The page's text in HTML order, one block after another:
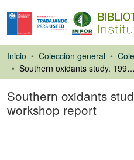
Inicio Colección general
Southern oxidants study. 1993 Data analysis workshop report
Southern oxidants
workshop report